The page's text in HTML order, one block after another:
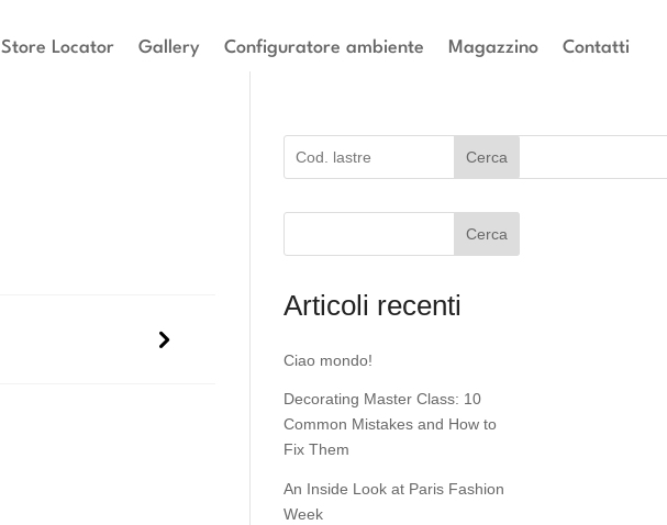
Store Locator Gallery Configuratore ambiente Magazzino Contatti
Cerca
Cerca
Articoli recenti
Ciao mondo!
Decorating Master Class: 10
Common Mistakes and How to
Fix Them
An Inside Look at Paris Fashion
Week